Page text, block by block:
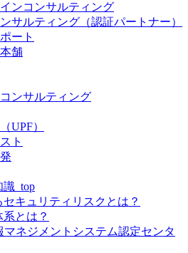
ンコンサルティング
サルティング（認証パートナー）
ート
舗
ンサルティング
UPF）
ト
_top
セキュリティリスクとは？
とは？
マネジメントシステム認定センタ